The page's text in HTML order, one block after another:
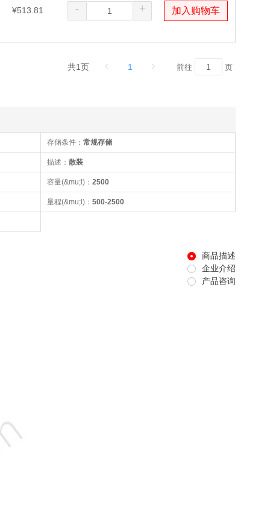
¥513.81 - + 加入购物车
共1页 1 前往 页
存储条件： 常规存储
描述： 散装
容量(&mu;l)： 2500
量程(&mu;l)： 500-2500
商品描述
企业介绍
产品咨询